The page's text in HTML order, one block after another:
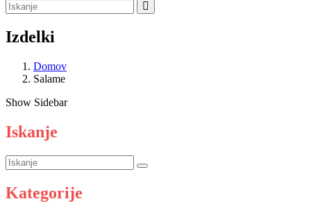
Izdelki
Domov
Salame
Show Sidebar
Iskanje
Kategorije